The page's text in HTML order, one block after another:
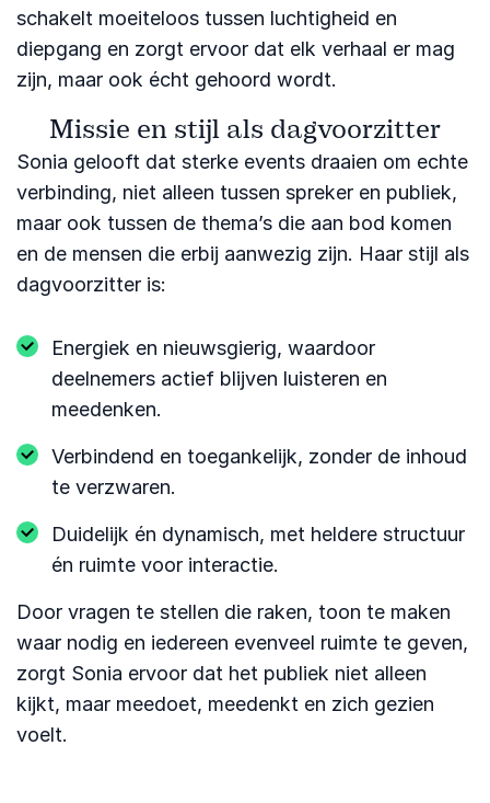
schakelt moeiteloos tussen luchtigheid en
diepgang en zorgt ervoor dat elk verhaal er mag
zijn, maar ook écht gehoord wordt.
Missie en stijl als dagvoorzitter
Sonia gelooft dat sterke events draaien om echte
verbinding, niet alleen tussen spreker en publiek,
maar ook tussen de thema’s die aan bod komen
en de mensen die erbij aanwezig zijn. Haar stijl als
dagvoorzitter is:
Energiek en nieuwsgierig, waardoor
deelnemers actief blijven luisteren en
meedenken.
Verbindend en toegankelijk, zonder de inhoud
te verzwaren.
Duidelijk én dynamisch, met heldere structuur
én ruimte voor interactie.
Door vragen te stellen die raken, toon te maken
waar nodig en iedereen evenveel ruimte te geven,
zorgt Sonia ervoor dat het publiek niet alleen
kijkt, maar meedoet, meedenkt en zich gezien
voelt.